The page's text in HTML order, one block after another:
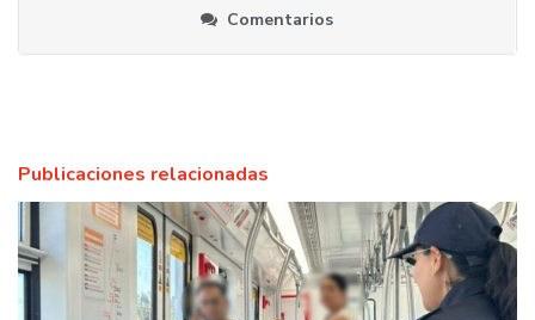
Comentarios
Publicaciones relacionadas